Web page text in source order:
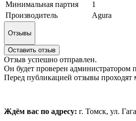
Минимальная партия
1
Производитель
Agura
Отзывы
Оставить отзыв
Отзыв успешно отправлен.
Он будет проверен администратором
Перед публикацией отзывы проходят
Ждём вас по адресу: г. Томск, ул.